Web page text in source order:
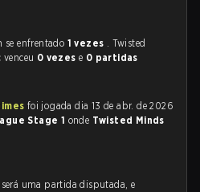
se enfrentado 1 vezes . Twisted
venceu 0 vezese 0 partidas
foi jogada dia 13 de abr. de 2026
Stage 1 onde Twisted Minds
uma partida disputada, e